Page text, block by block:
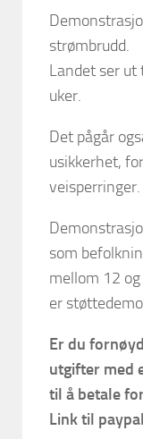
strømbrudd.
Landet ser
uker.
Det pågår
usikkerhet,
som
mellom 12
er
Er du
utgifter med
til å betale
Link til